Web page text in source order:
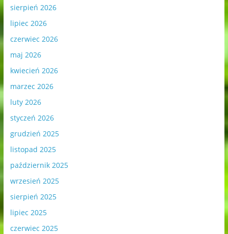
sierpień 2026
lipiec 2026
czerwiec 2026
maj 2026
kwiecień 2026
marzec 2026
luty 2026
styczeń 2026
grudzień 2025
listopad 2025
październik 2025
wrzesień 2025
sierpień 2025
lipiec 2025
czerwiec 2025